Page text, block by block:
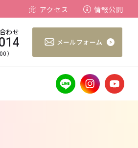
アクセス 情報公開
わせ
）
メールフォーム